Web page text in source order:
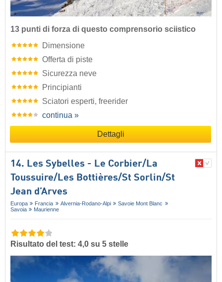
13 punti di forza di questo comprensorio sciistico
Dimensione
Offerta di piste
Sicurezza neve
Principianti
Sciatori esperti, freerider
continua »
Dettagli
14. Les Sybelles - Le Corbier/​La
Toussuire/​Les Bottières/​St Sorlin/​St
Jean d’Arves
Europa Francia Alvernia-Rodano-Alpi
Savoie Mont Blanc
Savoia
Maurienne
Risultato del test: 4,0 su 5 stelle